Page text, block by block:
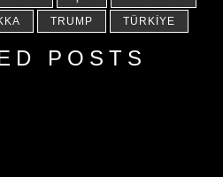
TRUMP TÜRKIYE
POSTS